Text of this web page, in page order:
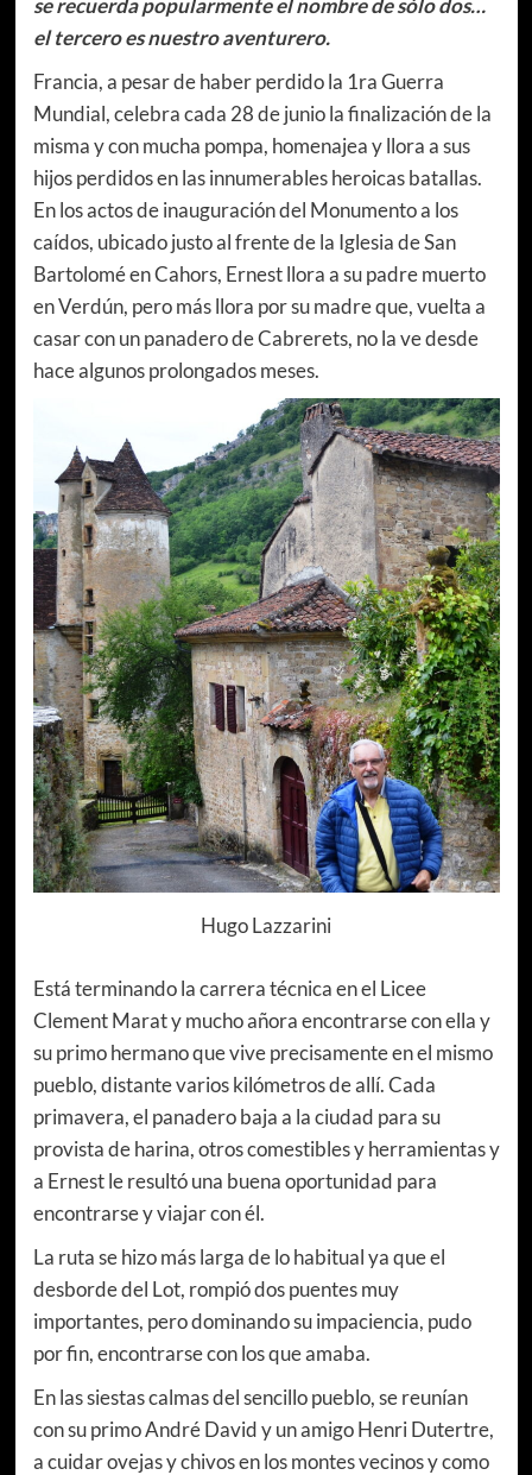
se recuerda popularmente el nombre de sólo dos…
el tercero es nuestro aventurero.
Francia, a pesar de haber perdido la 1ra Guerra
Mundial, celebra cada 28 de junio la finalización de la
misma y con mucha pompa, homenajea y llora a sus
hijos perdidos en las innumerables heroicas batallas.
En los actos de inauguración del Monumento a los
caídos, ubicado justo al frente de la Iglesia de San
Bartolomé en Cahors, Ernest llora a su padre muerto
en Verdún, pero más llora por su madre que, vuelta a
casar con un panadero de Cabrerets, no la ve desde
hace algunos prolongados meses.
Hugo Lazzarini
Está terminando la carrera técnica en el Licee
Clement Marat y mucho añora encontrarse con ella y
su primo hermano que vive precisamente en el mismo
pueblo, distante varios kilómetros de allí. Cada
primavera, el panadero baja a la ciudad para su
provista de harina, otros comestibles y herramientas y
a Ernest le resultó una buena oportunidad para
encontrarse y viajar con él.
La ruta se hizo más larga de lo habitual ya que el
desborde del Lot, rompió dos puentes muy
importantes, pero dominando su impaciencia, pudo
por fin, encontrarse con los que amaba.
En las siestas calmas del sencillo pueblo, se reunían
con su primo André David y un amigo Henri Dutertre,
a cuidar ovejas y chivos en los montes vecinos y como